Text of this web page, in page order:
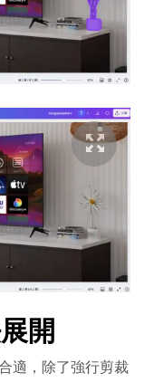
開
適，除了強行剪裁